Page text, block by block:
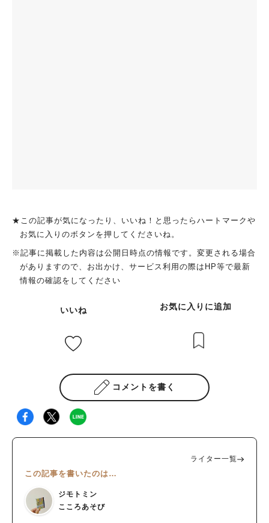
★この記事が気になったり、いいね！と思ったらハートマークや
お気に入りのボタンを押してくださいね。
※記事に掲載した内容は公開日時点の情報です。変更される場合
がありますので、お出かけ、サービス利用の際はHP等で最新
情報の確認をしてください
いいね お気に入りに追加
コメントを書く
ライター一覧
この記事を書いたのは…
ジモトミン
こころあそび